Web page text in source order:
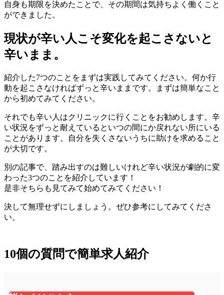
自身も期限を決めたことで、その期間は気持ちよく働くこと
ができました。
現状が辛い人こそ変化を起こさないと
辛いまま。
紹介した7つのことをまずは実践してみてください。何か行
動を起こさなければずっと辛いままです。まずは簡単なこと
から初めてみてください。
それでも辛い人はクリニックに行くことをお勧めします。辛
い状況をずっと耐えているといつの間にか戻れない所にいる
ことがあります。自分を失くさないうちに助けを求めること
が大切です。
別の記事で、踏み出すのは難しいけれど辛い状況が劇的に変
わった3つのことを紹介しています！
是非そちらも見てみて始めてみてください！
決して無理せずにしましょう。ぜひ参考にしてみてくださ
い。
10個の質問で簡単求人紹介